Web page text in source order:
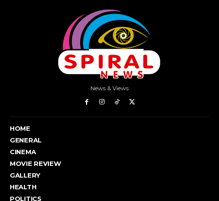
News & Views
HOME
GENERAL
CINEMA
MOVIE REVIEW
GALLERY
HEALTH
POLITICS